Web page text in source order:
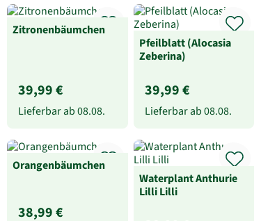
Zitronenbäumchen
39,99 €
Lieferbar ab08.08.
Pfeilblatt (Alocasia
Zeberina)
39,99 €
Lieferbar ab08.08.
Orangenbäumchen
38,99 €
Waterplant Anthurie
Lilli Lilli